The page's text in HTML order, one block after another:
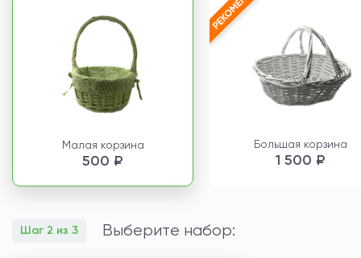
Малая корзина
500 ₽
Большая корзина
1 500 ₽
Шаг 2 из 3 Выберите набор: